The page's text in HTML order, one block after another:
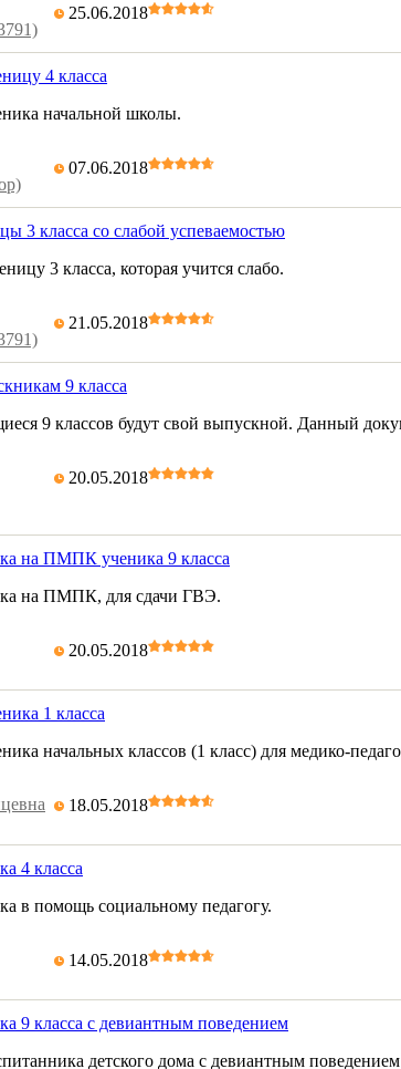
25.06.2018
4 класса
начальной школы.
07.06.2018
3 класса со слабой успеваемостью
3 класса, которая учится слабо.
21.05.2018
9 класса
9 классов будут свой выпускной. Данный
20.05.2018
на ПМПК ученика 9 класса
на ПМПК, для сдачи ГВЭ.
20.05.2018
1 класса
начальных классов (1 класс) для медико-
18.05.2018
4 класса
в помощь социальному педагогу.
14.05.2018
9 класса с девиантным поведением
детского дома с девиантным поведением